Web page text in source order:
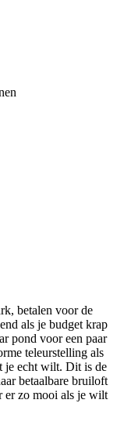
betalen voor de
als je budget krap
pond voor een paar
teleurstelling als
je echt wilt. Dit is de
betaalbare bruiloft
er zo mooi als je wilt